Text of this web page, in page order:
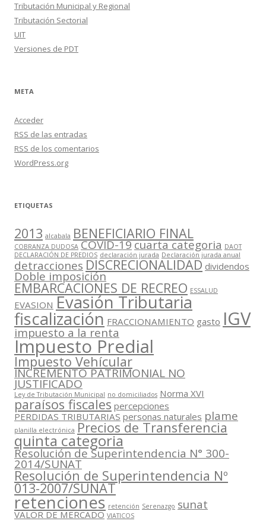
Tributación Municipal y Regional
Tributación Sectorial
UIT
Versiones de PDT
META
Acceder
RSS de las entradas
RSS de los comentarios
WordPress.org
ETIQUETAS
2013 alcabala BENEFICIARIO FINAL
COBRANZA DUDOSA COVID-19cuarta categoria DAOT
DECLARACIÓN DE PREDIOS declaración jurada Declaración jurada anual
detracciones DISCRECIONALIDAD dividendos
Doble imposición
EMBARCACIONES DE RECREO ESSALUD
EVASION Evasión Tributaria
fiscalización FRACCIONAMIENTO gasto IGV
impuesto a la renta
Impuesto Predial
Impuesto Vehícular
INCREMENTO PATRIMONIAL NO
JUSTIFICADO
Ley de Tributación Municipal no domiciliados Norma XVI
paraísos fiscales percepciones
PERDIDAS TRIBUTARIAS personas naturales plame
planilla electrónica Precios de Transferencia
quinta categoria
Resolución de Superintendencia N° 300-
2014/SUNAT
Resolución de Superintendencia Nº
013-2007/SUNAT
retenciones retención Serenazgo sunat
VALOR DE MERCADO VIATICOS